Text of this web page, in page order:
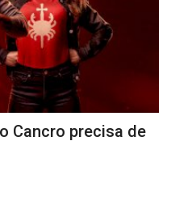
Cancro precisa de